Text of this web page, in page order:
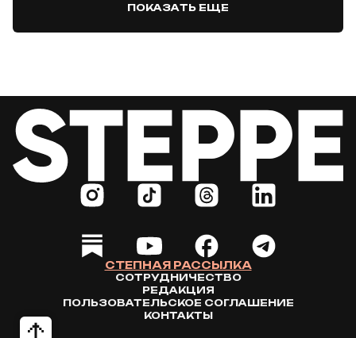
ПОКАЗАТЬ ЕЩЕ
СТЕПНАЯ РАССЫЛКА
СОТРУДНИЧЕСТВО
РЕДАКЦИЯ
ПОЛЬЗОВАТЕЛЬСКОЕ СОГЛАШЕНИЕ
КОНТАКТЫ